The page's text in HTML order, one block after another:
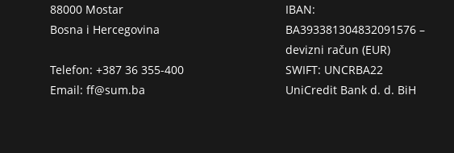
88000 Mostar
Bosna i Hercegovina
Telefon: +387 36 355-400
Email: ff@sum.ba
IBAN:
BA393381304832091576 –
devizni račun (EUR)
SWIFT: UNCRBA22
UniCredit Bank d. d. BiH